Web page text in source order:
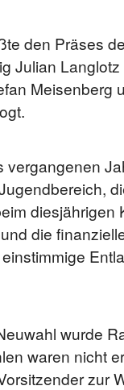
den Präses
Julian
Meisenberg
die
wurde
waren nicht
zur